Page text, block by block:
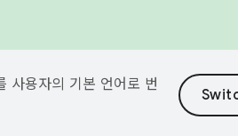
사용자의 기본 언어로 번